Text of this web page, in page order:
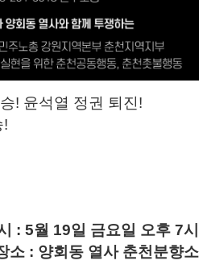
! 윤석열 정권 퇴진!
!
: 5월 19일 금요일 오후 7시
소 : 양회동 열사 춘천분향소